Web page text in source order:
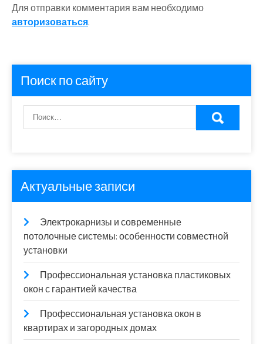
Для отправки комментария вам необходимо
авторизоваться.
Поиск по сайту
Актуальные записи
Электрокарнизы и современные
потолочные системы: особенности совместной
установки
Профессиональная установка пластиковых
окон с гарантией качества
Профессиональная установка окон в
квартирах и загородных домах